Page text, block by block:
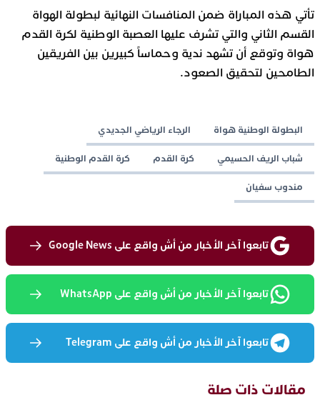
تأتي هذه المباراة ضمن المنافسات النهائية لبطولة الهواة
القسم الثاني والتي تشرف عليها العصبة الوطنية لكرة القدم
هواة وتوقع أن تشهد ندية وحماساً كبيرين بين الفريقين
الطامحين لتحقيق الصعود.
البطولة الوطنية هواة الرجاء الرياضي الجديدي
شباب الريف الحسيمي كرة القدم كرة القدم الوطنية
مندوب سفيان
تابعوا آخر الأخبار من أش واقع على Google News
تابعوا آخر الأخبار من أش واقع على WhatsApp
تابعوا آخر الأخبار من أش واقع على Telegram
مقالات ذات صلة